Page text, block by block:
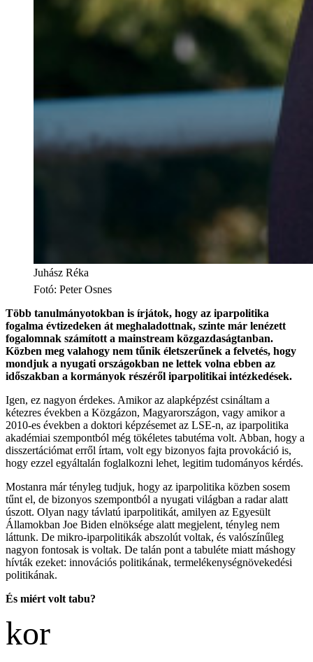
Juhász Réka
Fotó: Peter Osnes
Több tanulmányotokban is írjátok, hogy az iparpolitika
fogalma évtizedeken át meghaladottnak, szinte már lenézett
fogalomnak számított a mainstream közgazdaságtanban.
Közben meg valahogy nem tűnik életszerűnek a felvetés, hogy
mondjuk a nyugati országokban ne lettek volna ebben az
időszakban a kormányok részéről iparpolitikai intézkedések.
Igen, ez nagyon érdekes. Amikor az alapképzést csináltam a
kétezres években a Közgázon, Magyarországon, vagy amikor a
2010-es években a doktori képzésemet az LSE-n, az iparpolitika
akadémiai szempontból még tökéletes tabutéma volt. Abban, hogy a
disszertációmat erről írtam, volt egy bizonyos fajta provokáció is,
hogy ezzel egyáltalán foglalkozni lehet, legitim tudományos kérdés.
Mostanra már tényleg tudjuk, hogy az iparpolitika közben sosem
tűnt el, de bizonyos szempontból a nyugati világban a radar alatt
úszott. Olyan nagy távlatú iparpolitikát, amilyen az Egyesült
Államokban Joe Biden elnöksége alatt megjelent, tényleg nem
láttunk. De mikro-iparpolitikák abszolút voltak, és valószínűleg
nagyon fontosak is voltak. De talán pont a tabuléte miatt máshogy
hívták ezeket: innovációs politikának, termelékenységnövekedési
politikának.
És miért volt tabu?